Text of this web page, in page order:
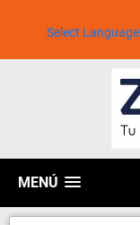
Select Language
MENÚ